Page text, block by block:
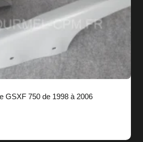
GSXF 750 de 1998 à 2006